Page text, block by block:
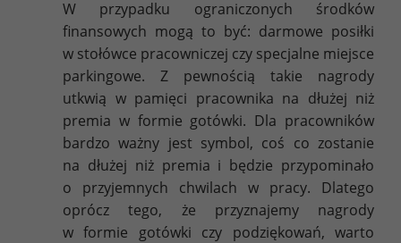
W przypadku ograniczonych środków
finansowych mogą to być: darmowe posiłki
w stołówce pracowniczej czy specjalne miejsce
parkingowe. Z pewnością takie nagrody
utkwią w pamięci pracownika na dłużej niż
premia w formie gotówki. Dla pracowników
bardzo ważny jest symbol, coś co zostanie
na dłużej niż premia i będzie przypominało
o przyjemnych chwilach w pracy. Dlatego
oprócz tego, że przyznajemy nagrody
w formie gotówki czy podziękowań, warto